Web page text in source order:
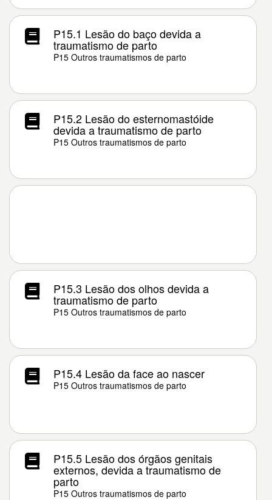
P15.1 Lesão do baço devida a
traumatismo de parto
P15 Outros traumatismos de parto
P15.2 Lesão do esternomastóide
devida a traumatismo de parto
P15 Outros traumatismos de parto
P15.3 Lesão dos olhos devida a
traumatismo de parto
P15 Outros traumatismos de parto
P15.4 Lesão da face ao nascer
P15 Outros traumatismos de parto
P15.5 Lesão dos órgãos genitais
externos, devida a traumatismo de
parto
P15 Outros traumatismos de parto